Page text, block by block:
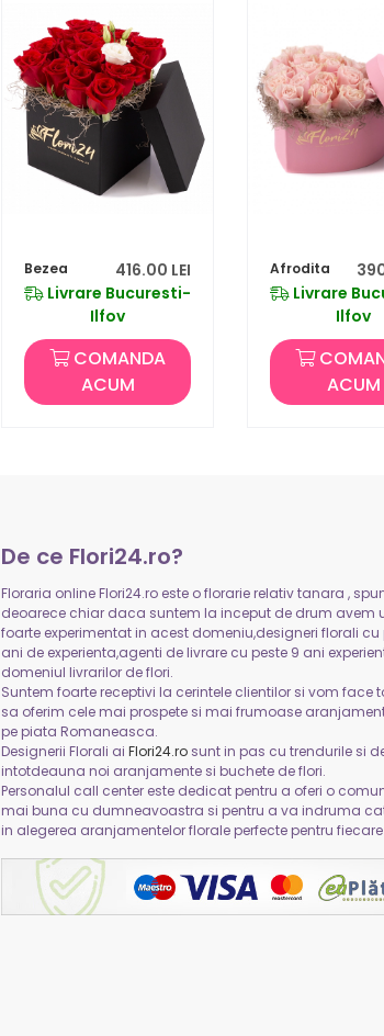
416.00 LEI
Bezea
Livrare Bucuresti-
Ilfov
COMANDA
ACUM
Afrodita
Livrare
Ilfov
ACUM
De ce Flori24.ro?
Floraria online Flori24.ro este o florarie relativ tanara ,
deoarece chiar daca suntem la inceput de drum avem
foarte experimentat in acest domeniu,designeri florali cu
ani de experienta,agenti de livrare cu peste 9 ani
domeniul livrarilor de flori.
Suntem foarte receptivi la cerintele clientilor si vom face
sa oferim cele mai prospete si mai frumoase
pe piata Romaneasca.
Designerii Florali ai Flori24.ro sunt in pas cu trendurile si
intotdeauna noi aranjamente si buchete de flori.
Personalul call center este dedicat pentru a oferi o
mai buna cu dumneavoastra si pentru a va indruma
in alegerea aranjamentelor florale perfecte pentru